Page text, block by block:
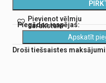
Pievienot vēlmju
sarakstam
Piegādes iespējas:
Apskatīt
Droši tiešsaistes